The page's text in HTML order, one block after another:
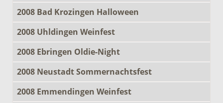
2008 Bad Krozingen Halloween
2008 Uhldingen Weinfest
2008 Ebringen Oldie-Night
2008 Neustadt Sommernachtsfest
2008 Emmendingen Weinfest